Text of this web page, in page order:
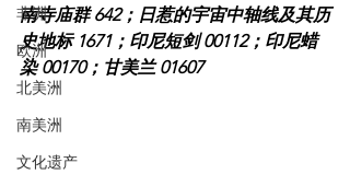
非洲
欧洲
北美洲
南美洲
文化遗产
南寺庙群 642；日惹的宇宙中轴线及其历
史地标 1671；印尼短剑 00112；印尼蜡
染 00170；甘美兰 01607